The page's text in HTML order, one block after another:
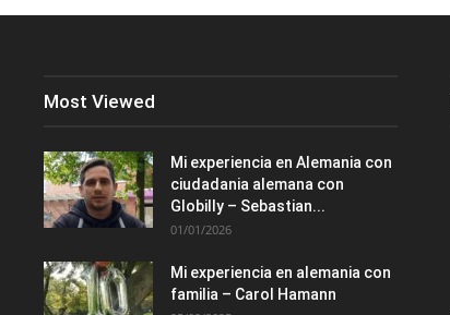
Most Viewed
Mi experiencia en Alemania con
ciudadania alemana con
Globilly – Sebastian...
01/01/2026
Mi experiencia en alemania con
familia – Carol Hamann